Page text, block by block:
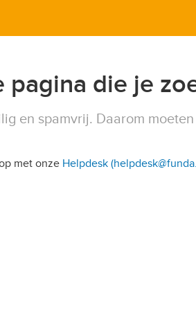
pagina die je
en spamvrij. Daarom
met onze Helpdesk